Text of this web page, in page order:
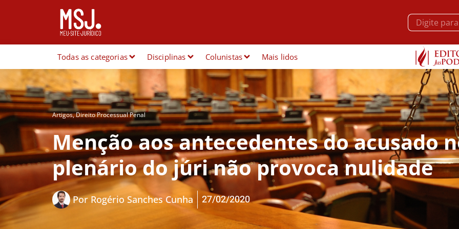
Todas as categorias Disciplinas Colunistas Mais lidos
Artigos,Direito Processual Penal
Menção aos antecedentes do acusado
plenário do júri não provoca nulidade
Por Rogério Sanches Cunha 27/02/2020